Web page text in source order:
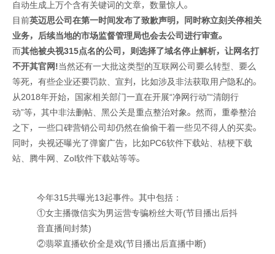
自动生成上万个含有关键词的文章，数量惊人。
目前英迈思公司在第一时间发布了致歉声明，同时称立刻关停相关
业务，后续当地的市场监督管理局也会去公司进行审查。
而其他被央视315点名的公司，则选择了域名停止解析，让网名打
不开其官网!当然还有一大批这类型的互联网公司要么转型、要么
等死，有些企业还要罚款、宣判，比如涉及非法获取用户隐私的。
从2018年开始，国家相关部门一直在开展“净网行动”“清朗行
动”等，其中非法删帖、黑公关是重点整治对象。然而，重拳整治
之下，一些口碑营销公司却仍然在偷偷干着一些见不得人的买卖。
同时，央视还曝光了弹窗广告，比如PC6软件下载站、桔梗下载
站、腾牛网、Zol软件下载站等等。
今年315共曝光13起事件。其中包括：
①女主播微信实为男运营专骗粉丝大哥(节目播出后抖
音直播间封禁)
②翡翠直播砍价全是戏(节目播出后直播中断)